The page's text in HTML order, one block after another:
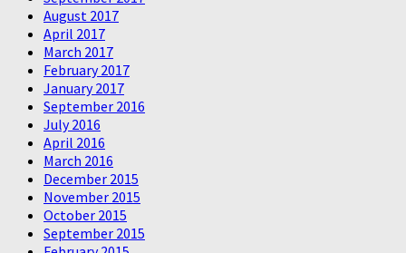
August 2017
April 2017
March 2017
February 2017
January 2017
September 2016
July 2016
April 2016
March 2016
December 2015
November 2015
October 2015
September 2015